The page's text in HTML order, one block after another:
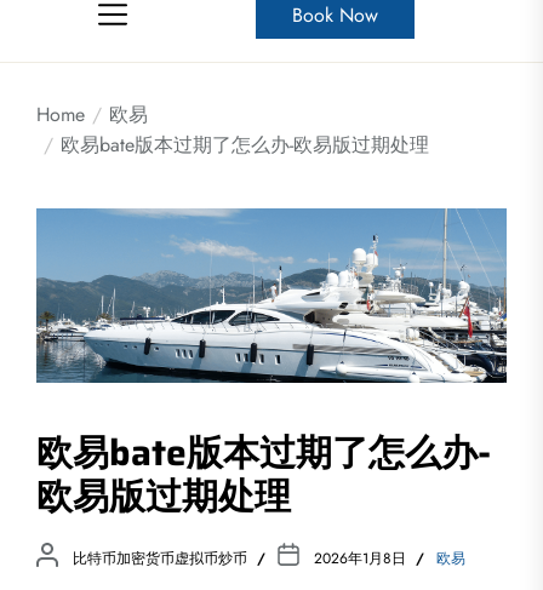
Book Now
Home
欧易
欧易bate版本过期了怎么办-欧易版过期处理
欧易bate版本过期了怎么办-
欧易版过期处理
比特币加密货币虚拟币炒币 2026年1月8日 欧易